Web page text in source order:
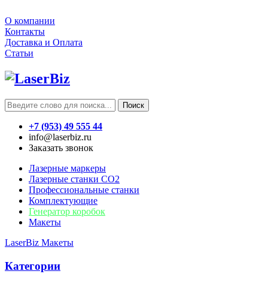
О компании
Контакты
Доставка и Оплата
Статьи
Поиск
+7 (953) 49 555 44
info@laserbiz.ru
Заказать звонок
Лазерные маркеры
Лазерные станки CO2
Профессиональные станки
Комплектующие
Генератор коробок
Макеты
LaserBiz Макеты
Категории